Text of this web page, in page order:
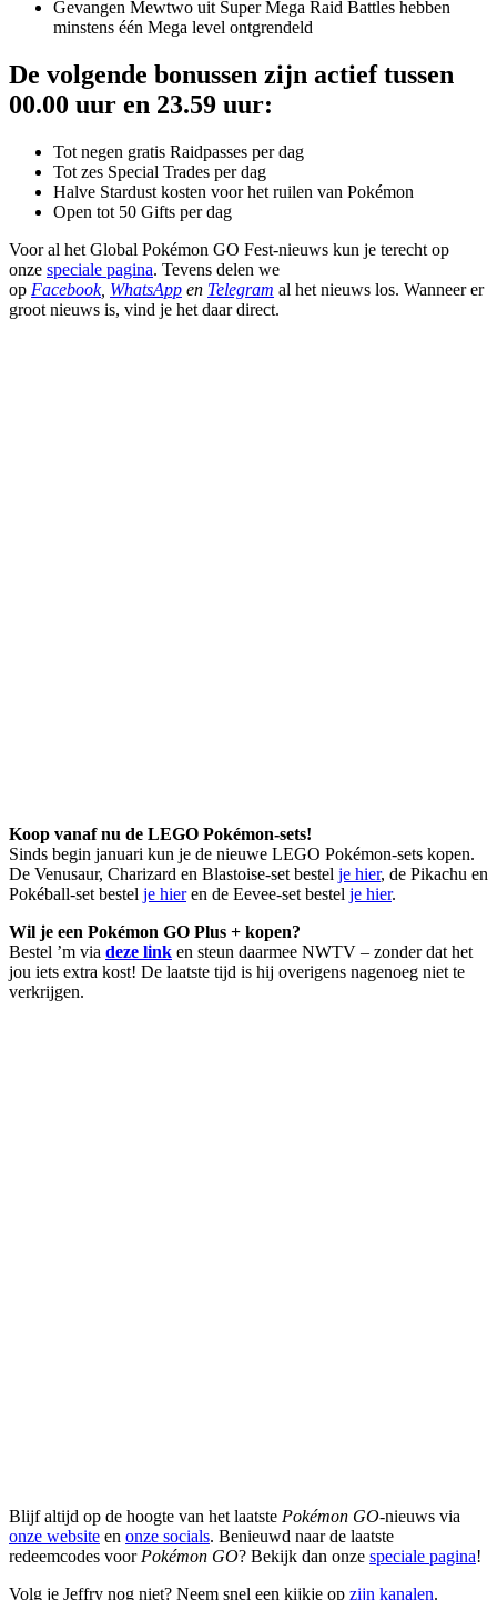
Gevangen Mewtwo uit Super Mega Raid Battles hebben
minstens één Mega level ontgrendeld
De volgende bonussen zijn actief tussen
00.00 uur en 23.59 uur:
Tot negen gratis Raidpasses per dag
Tot zes Special Trades per dag
Halve Stardust kosten voor het ruilen van Pokémon
Open tot 50 Gifts per dag
Voor al het Global Pokémon GO Fest-nieuws kun je terecht op
onze speciale pagina. Tevens delen we
op Facebook, WhatsApp en Telegram al het nieuws los. Wanneer er
groot nieuws is, vind je het daar direct.
Koop vanaf nu de LEGO Pokémon-sets!
Sinds begin januari kun je de nieuwe LEGO Pokémon-sets kopen.
De Venusaur, Charizard en Blastoise-set bestel je hier, de Pikachu en
Pokéball-set bestel je hieren de Eevee-set bestel je hier.
Wil je een Pokémon GO Plus + kopen?
Bestel ’m via deze link en steun daarmee NWTV – zonder dat het
jou iets extra kost! De laatste tijd is hij overigens nagenoeg niet te
verkrijgen.
Blijf altijd op de hoogte van het laatste Pokémon GO-nieuws via
onze website en onze socials. Benieuwd naar de laatste
redeemcodes voor Pokémon GO? Bekijk dan onze speciale pagina!
Volg je Jeffry nog niet? Neem snel een kijkje op zijn kanalen.